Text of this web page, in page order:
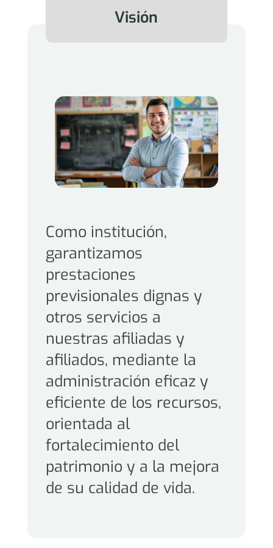
Visión
Como institución,
garantizamos
prestaciones
previsionales dignas y
otros servicios a
nuestras afiliadas y
afiliados, mediante la
administración eficaz y
eficiente de los recursos,
orientada al
fortalecimiento del
patrimonio y a la mejora
de su calidad de vida.